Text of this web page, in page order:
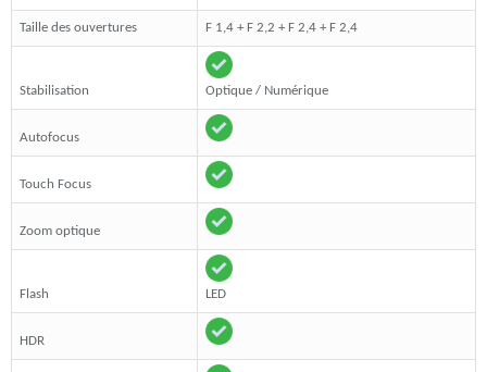
Taille des ouvertures F 1,4 + F 2,2 + F 2,4 + F 2,4
Stabilisation Optique / Numérique
Autofocus
Touch Focus
Zoom optique
Flash LED
HDR